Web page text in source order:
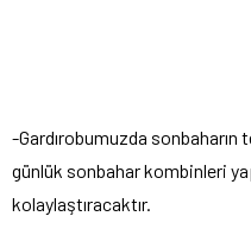
-Gardırobumuzda
günlük sonbahar kombinleri
kolaylaştıracaktır.